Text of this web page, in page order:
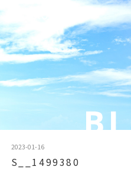
2023-01-16
S__1499380